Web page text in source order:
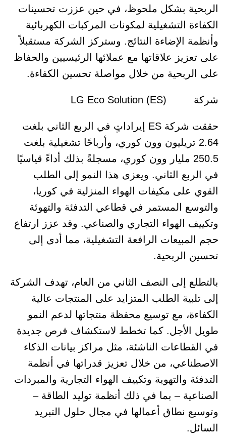
الربحية بشكل ملحوظ، في حين عززت تحسينات
الكفاءة التشغيلية لمكونات المركبات الكهربائية
وأنظمة الإضاءة النتائج. وستركز الشركة مستقبلاً
على تعزيز علاقاتها مع عملائها الرئيسيين والحفاظ
على الربحية من خلال مواصلة تحسين الكفاءة.
شركة (ES) LG Eco Solution
حققت شركة ES إيراداتٍ في الربع الثاني بلغت
2.64 تريليون وون كوري، وأرباحًا تشغيلية بلغت
250.5 مليار وون كوري، مسجلةً بذلك أداءً قياسيًا
في الربع الثاني. ويعزى هذا النمو إلى الطلب
القوي على مكيفات الهواء المنزلية في كوريا،
والتوسع المستمر في قطاعي التدفئة والتهوئة
وتكييف الهواء التجاري والصناعي. وقد عزز ارتفاع
حجم المبيعات الرافعة التشغيلية، مما أدى إلى
تحسين الربحية.
بالتطلع إلى النصف الثاني من العام، تهدف الشركة
إلى تلبية الطلب المتزايد على المنتجات عالية
الكفاءة، مع توسيع محفظة منتجاتها لدعم النمو
طويل الأجل. كما تخطط لاستكشاف فرص جديدة
في القطاعات الناشئة، مثل مراكز بيانات الذكاء
الاصطناعي، من خلال تعزيز قدراتها في أنظمة
التدفئة والتهوية وتكييف الهواء التجارية والمبردات
الصناعية – بما في ذلك أنظمة توليد الطاقة –
وتوسيع نطاق أعمالها في مجال حلول التبريد
السائل.